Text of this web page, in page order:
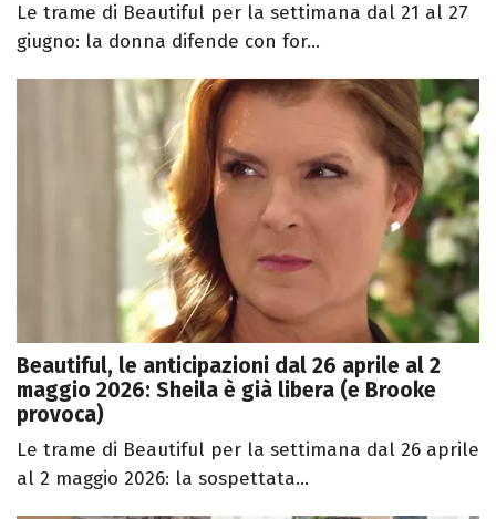
Le trame di Beautiful per la settimana dal 21 al 27
giugno: la donna difende con for...
Beautiful, le anticipazioni dal 26 aprile al 2
maggio 2026: Sheila è già libera (e Brooke
provoca)
Le trame di Beautiful per la settimana dal 26 aprile
al 2 maggio 2026: la sospettata...